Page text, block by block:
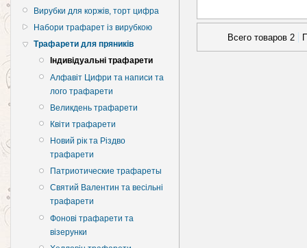
Вирубки для коржів, торт цифра
Набори трафарет із вирубкою
Трафарети для пряників
Індивідуальні трафарети
Алфавіт Цифри та написи та
лого трафарети
Великдень трафарети
Квіти трафарети
Новий рік та Різдво
трафарети
Патриотические трафареты
Святий Валентин та весільні
трафарети
Фонові трафарети та
візерунки
Всего товаров 2